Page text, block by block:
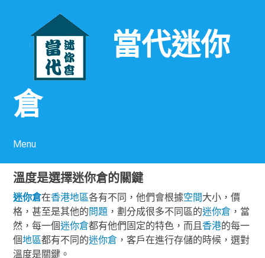
當代迷你
倉
Menu
溫度是選擇迷你倉的關鍵
迷你倉在香港地區各有不同，他們會根據空間大小，價
格，甚至是其他的問題 ，劃分成很多不同區的迷你倉 ，當
然，每一個迷你倉都有他們固定的特色，而且香港的每一
個地區都有不同的迷你倉 ，客戶在進行存儲的時候，選對
溫度是關鍵。